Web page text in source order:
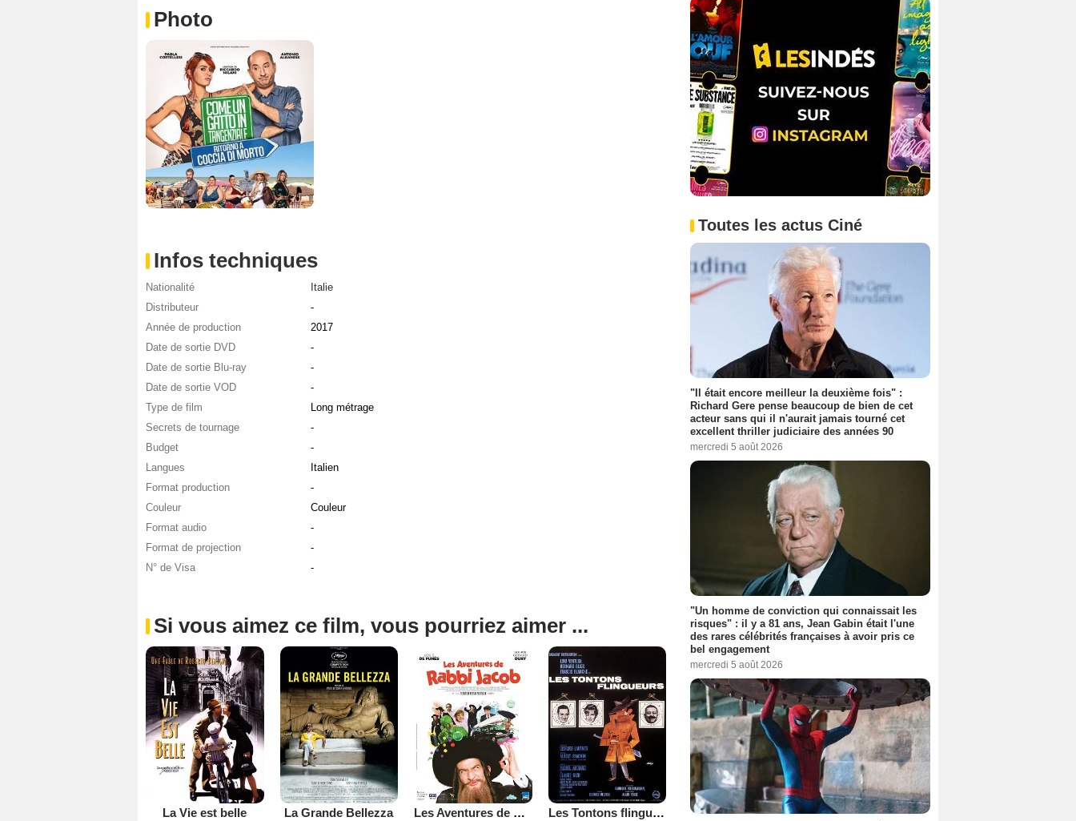
Photo
Infos techniques
Nationalité
Italie
Distributeur
-
Année de production
2017
Date de sortie DVD
-
Date de sortie Blu-ray
-
Date de sortie VOD
-
Type de film
Long métrage
Secrets de tournage
-
Budget
-
Langues
Italien
Format production
-
Couleur
Couleur
Format audio
-
Format de projection
-
N° de Visa
-
Si vous aimez ce film, vous pourriez aimer ...
La Vie est belle La Grande Bellezza Les Aventures de Rabbi Jacob Les Tontons flingueurs
Toutes les actus Ciné
"Il était encore meilleur la deuxième fois" :
Richard Gere pense beaucoup de bien de cet
acteur sans qui il n'aurait jamais tourné cet
excellent thriller judiciaire des années 90
mercredi 5 août 2026
"Un homme de conviction qui connaissait les
risques" : il y a 81 ans, Jean Gabin était l'une
des rares célébrités françaises à avoir pris ce
bel engagement
mercredi 5 août 2026